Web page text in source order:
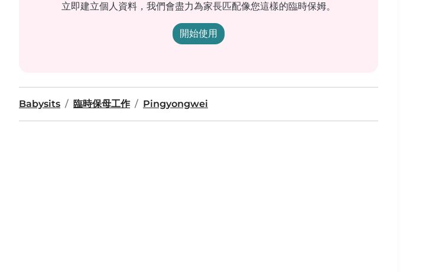
立即建立個人資料，我們會盡力為家長匹配像您這樣的臨時保姆。
開始使用
Babysits 臨時保母工作 Pingyongwei